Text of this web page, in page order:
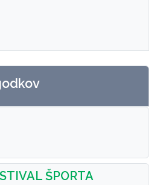
ŠPORTA